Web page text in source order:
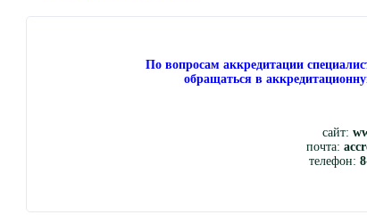
По вопросам аккредитации
обращаться в
сайт:
почта:
телефон: